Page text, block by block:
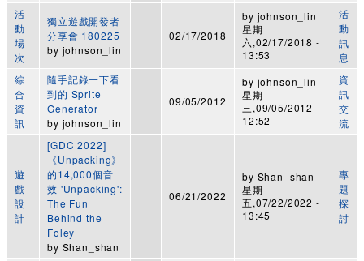
活
動
場
次
獨立遊戲開發者
分享會 180225
by johnson_lin
02/17/2018
by johnson_lin
星期
六,02/17/2018 -
13:53
活
動
訊
息
綜
合
資
訊
隨手記錄一下看
到的 Sprite
Generator
by johnson_lin
09/05/2012
by johnson_lin
星期
三,09/05/2012 -
12:52
資
訊
交
流
遊
戲
設
計
[GDC 2022]
《Unpacking》
的14,000個音
效 'Unpacking':
The Fun
Behind the
Foley
by Shan_shan
06/21/2022
by Shan_shan
星期
五,07/22/2022 -
13:45
專
題
探
討